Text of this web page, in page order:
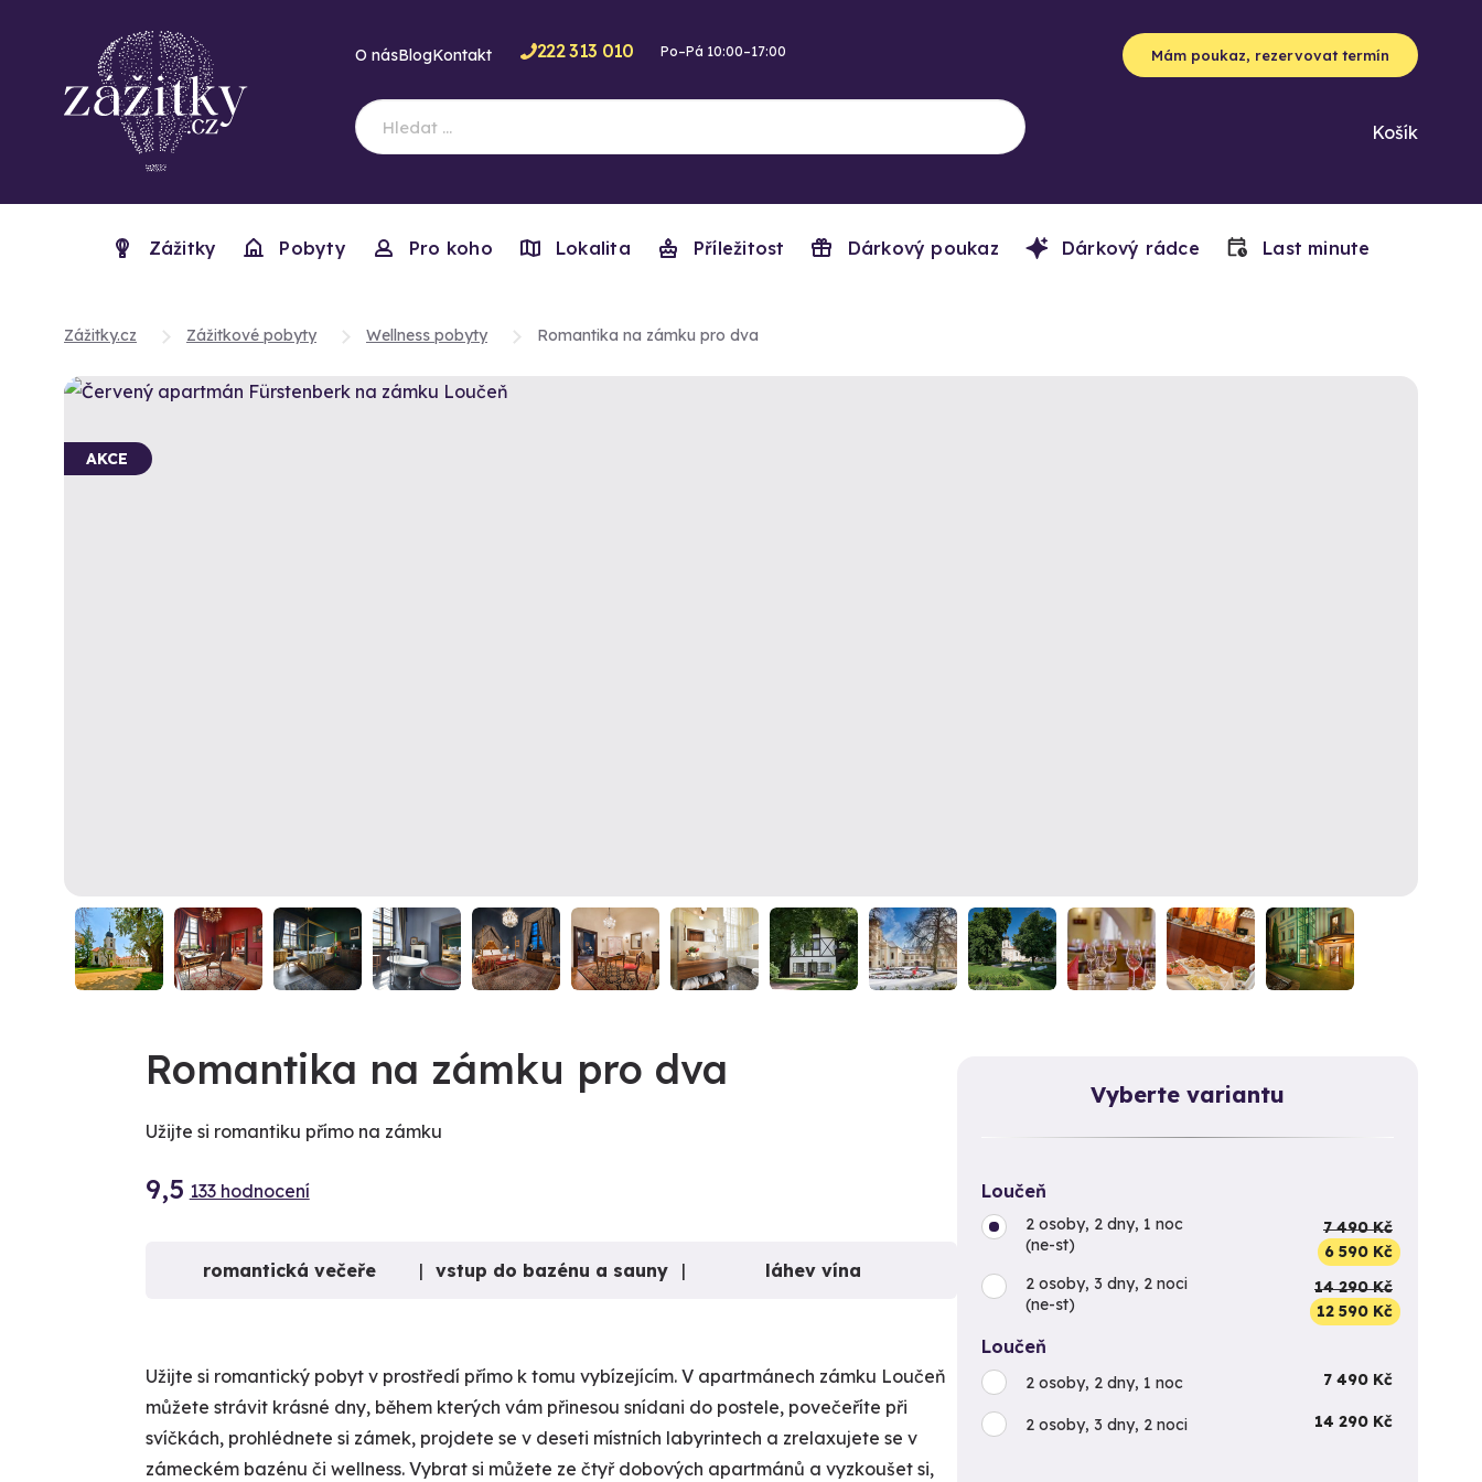
O násBlogKontakt 222 313 010 Po–Pá 10:00–17:00 Mám poukaz, rezervovat termín
Košík
Zážitky Pobyty Pro koho Lokalita Příležitost Dárkový poukaz Dárkový rádce Last minute
Zážitky.cz Zážitkové pobyty Wellness pobyty Romantika na zámku pro dva
AKCE
Vyberte variantu
Loučeň
2 osoby, 2 dny, 1 noc
(ne-st)
7 490 Kč
6 590 Kč
2 osoby, 3 dny, 2 noci
(ne-st)
14 290 Kč
12 590 Kč
Loučeň
2 osoby, 2 dny, 1 noc 7 490 Kč
2 osoby, 3 dny, 2 noci 14 290 Kč
Romantika na zámku pro dva
Užijte si romantiku přímo na zámku
9,5 133 hodnocení
romantická večeře vstup do bazénu a sauny láhev vína
Užijte si romantický pobyt v prostředí přímo k tomu vybízejícím. V apartmánech zámku Loučeň
můžete strávit krásné dny, během kterých vám přinesou snídani do postele, povečeříte při
svíčkách, prohlédnete si zámek, projdete se v deseti místních labyrintech a zrelaxujete se v
zámeckém bazénu či wellness. Vybrat si můžete ze čtyř dobových apartmánů a vyzkoušet si,